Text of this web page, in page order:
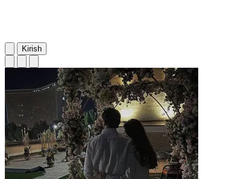
Kirish